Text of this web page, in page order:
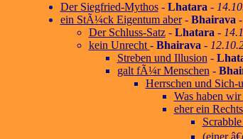
Der Siegfried-Mythos- Lhatara-
ein StÃ¼ck Eigentum aber- Bhairava-
Der Schluss-Satz- Lhatara-
kein Unrecht- Bhairava-
Streben und Illusion-
galt fÃ¼r Menschen-
Herrschen und Sich-
Was haben wir
eher ein